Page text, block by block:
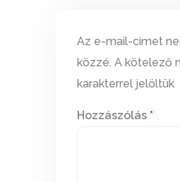
Az e-mail-címet
közzé. A kötelező
karakterrel jelöltük
Hozzászólás *